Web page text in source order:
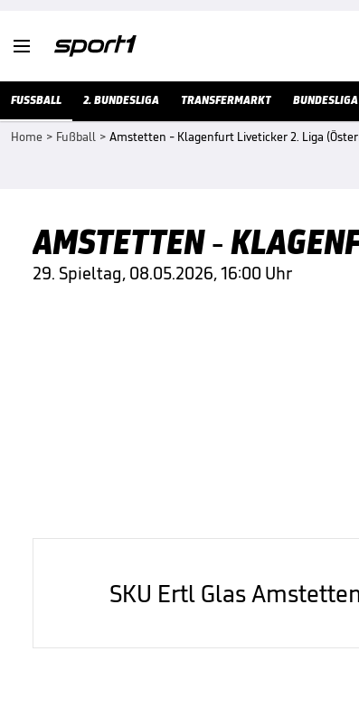

FUSSBALL 2. BUNDESLIGA TRANSFERMARKT BUNDESLIGA
Home > Fußball > Amstetten - Klagenfurt Liveticker 2. Liga
AMSTETTEN -
29. Spieltag, 08.05.2026, 16:00 Uhr
SKU Ertl Glas